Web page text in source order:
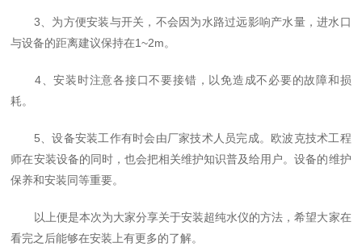
3、为方便安装与开关，不会因为水路过远影响产水量，进水口
与设备的距离建议保持在1~2m。
4、安装时注意各接口不要接错，以免造成不必要的故障和损
耗。
5、设备安装工作有时会由厂家技术人员完成。欧波克技术工程
师在安装设备的同时，也会把相关维护知识普及给用户。设备的维护
保养和安装同等重要。
以上便是本次为大家分享关于安装超纯水仪的方法，希望大家在
看完之后能够在安装上有更多的了解。